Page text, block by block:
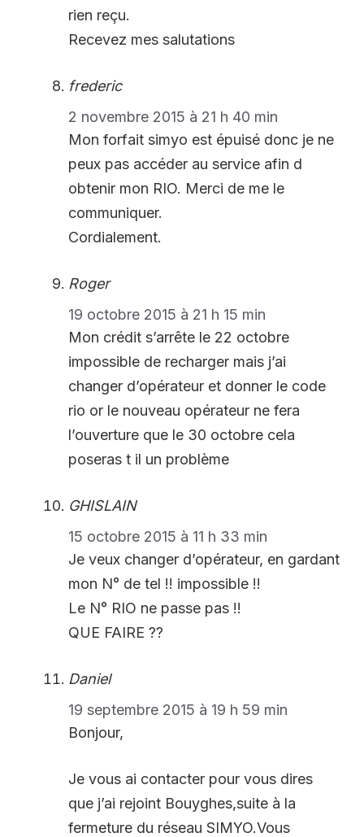
rien reçu.
Recevez mes salutations
frederic
2 novembre 2015 à 21 h 40 min
Mon forfait simyo est épuisé donc je ne
peux pas accéder au service afin d
obtenir mon RIO. Merci de me le
communiquer.
Cordialement.
Roger
19 octobre 2015 à 21 h 15 min
Mon crédit s’arrête le 22 octobre
impossible de recharger mais j’ai
changer d’opérateur et donner le code
rio or le nouveau opérateur ne fera
l’ouverture que le 30 octobre cela
poseras t il un problème
GHISLAIN
15 octobre 2015 à 11 h 33 min
Je veux changer d’opérateur, en gardant
mon N° de tel !! impossible !!
Le N° RIO ne passe pas !!
QUE FAIRE ??
Daniel
19 septembre 2015 à 19 h 59 min
Bonjour,
Je vous ai contacter pour vous dires
que j’ai rejoint Bouyghes,suite à la
fermeture du réseau SIMYO.Vous